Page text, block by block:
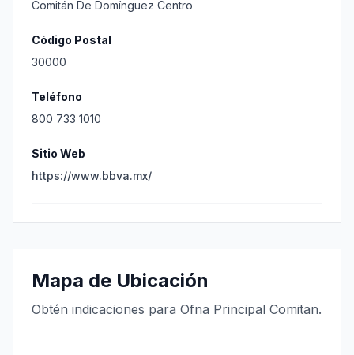
Comitán De Domínguez Centro
Código Postal
30000
Teléfono
800 733 1010
Sitio Web
https://www.bbva.mx/
Mapa de Ubicación
Obtén indicaciones para Ofna Principal Comitan.